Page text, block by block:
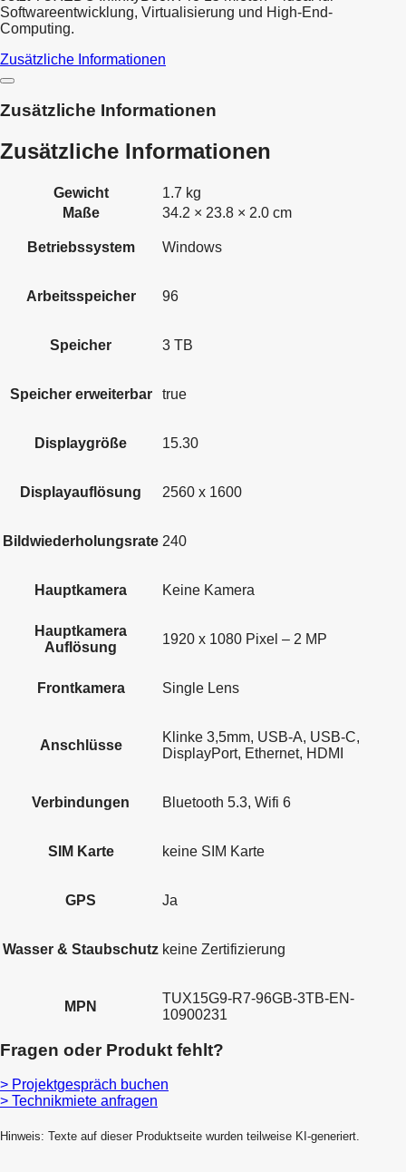
Softwareentwicklung, Virtualisierung und High-End-
Computing.
Zusätzliche Informationen
Zusätzliche Informationen
Zusätzliche Informationen
Gewicht
1.7 kg
Maße
34.2 × 23.8 × 2.0 cm
Betriebssystem Windows
Arbeitsspeicher 96
Speicher 3 TB
Speicher erweiterbar true
Displaygröße 15.30
Displayauflösung 2560 x 1600
Bildwiederholungsrate 240
Hauptkamera Keine Kamera
Hauptkamera
Auflösung
1920 x 1080 Pixel – 2 MP
Frontkamera Single Lens
Anschlüsse
Klinke 3,5mm, USB-A, USB-C,
DisplayPort, Ethernet, HDMI
Verbindungen Bluetooth 5.3, Wifi 6
SIM Karte keine SIM Karte
GPS Ja
Wasser & Staubschutz keine Zertifizierung
MPN
TUX15G9-R7-96GB-3TB-EN-
10900231
Fragen oder Produkt fehlt?
> Projektgespräch buchen
> Technikmiete anfragen
Hinweis: Texte auf dieser Produktseite wurden teilweise KI-generiert.